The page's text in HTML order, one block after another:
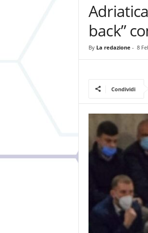
back”
By La redazione - 8
Condividi